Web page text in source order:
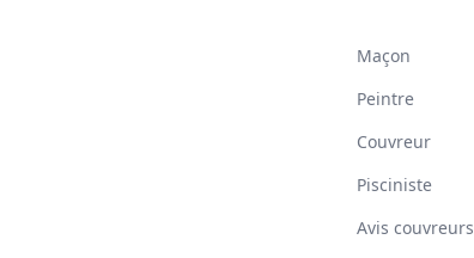
Maçon
Peintre
Couvreur
Pisciniste
Avis couvreurs